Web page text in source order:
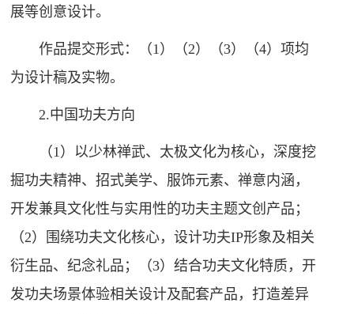
展等创意设计。
作品提交形式：（1）（2）（3）（4）项均
为设计稿及实物。
2.中国功夫方向
（1）以少林禅武、太极文化为核心，深度挖
掘功夫精神、招式美学、服饰元素、禅意内涵，
开发兼具文化性与实用性的功夫主题文创产品；
（2）围绕功夫文化核心，设计功夫IP形象及相关
衍生品、纪念礼品；（3）结合功夫文化特质，开
发功夫场景体验相关设计及配套产品，打造差异